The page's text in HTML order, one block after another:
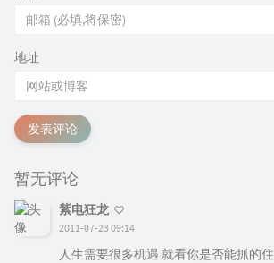
地址
发表评论
暂无评论
紫电狂龙
2011-07-23 09:14
人生需要很多机遇 就看你是否能抓的住